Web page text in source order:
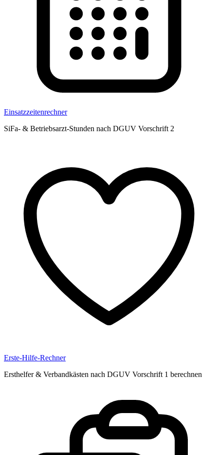
Einsatzzeitenrechner
SiFa- & Betriebsarzt-Stunden nach DGUV Vorschrift 2
Erste-Hilfe-Rechner
Ersthelfer & Verbandkästen nach DGUV Vorschrift 1 berechnen